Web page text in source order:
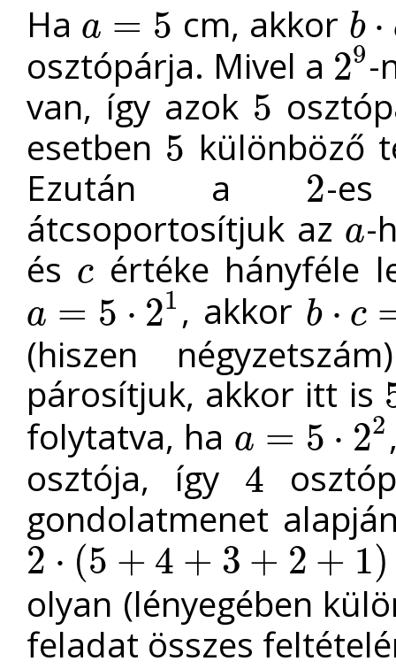
Ha a = 5
a= cm, akkor b ⋅
b⋅c =
osztópárja. Mivel a 29
29
-
van, így azok 5
5
esetben 5
5
különböző
Ezután a 2
2 -
átcsoportosítjuk az a
a -
és c
c értéke hányféle
a = 5 ⋅ 21
a= ⋅21 , akkor b ⋅ c
b⋅c = 8
(hiszen
párosítjuk, akkor itt is
5
folytatva, ha a = 5 ⋅ 22
a=5 ⋅22
osztója, így 4
4
gondolatmenet
2 ⋅ (5 + 4 + 3 + 2 + 1)
2⋅( + + 3+2 +1)= 2⋅15 =30.
olyan (lényegében
feladat összes